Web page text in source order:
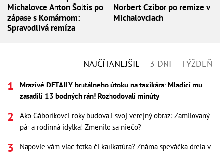
Michalovce Anton Šoltis po
zápase s Komárnom:
Spravodlivá remíza
Norbert Czibor po remíze v
Michalovciach
NAJČÍTANEJŠIE 3 DNI TÝŽDEŇ
Mrazivé DETAILY brutálneho útoku na taxikára: Mladíci mu
zasadili 13 bodných rán! Rozhodovali minúty
Ako Gáboríkovci roky budovali svoj verejný obraz: Zamilovaný
pár a rodinná idylka! Zmenilo sa niečo?
Napovie vám viac fotka či karikatúra? Známa speváčka drela v